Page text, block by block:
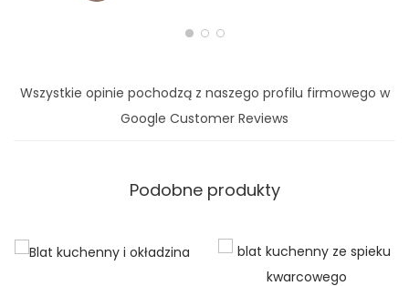
Wszystkie opinie pochodzą z naszego profilu firmowego w
Google Customer Reviews
Podobne produkty